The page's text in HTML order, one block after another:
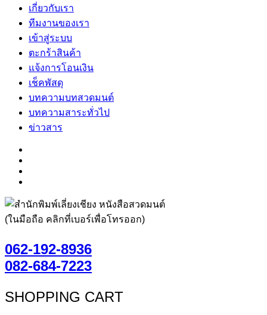
เกี่ยวกับเรา
ทีมงานของเรา
เข้าสู่ระบบ
ตะกร้าสินค้า
แจ้งการโอนเงิน
เช็คพัสดุ
บทความบทสวดมนต์
บทความสาระทั่วไป
ข่าวสาร
(ในมือถือ คลิกที่เบอร์เพื่อโทรออก)
062-192-8936
082-684-7223
SHOPPING CART